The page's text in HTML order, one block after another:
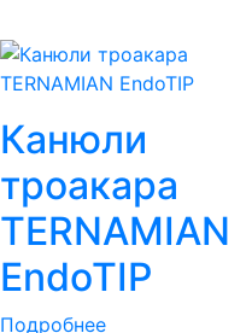
Канюли
троакара
TERNAMIAN
EndoTIP
Подробнее